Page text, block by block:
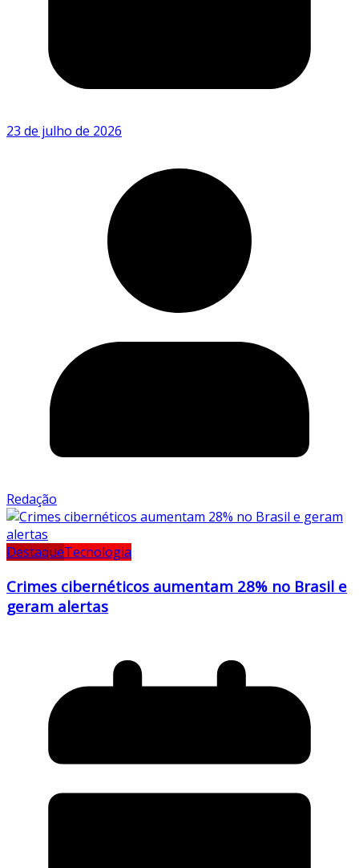
23 de julho de 2026
Redação
DestaqueTecnologia
Crimes cibernéticos aumentam 28% no Brasil e
geram alertas